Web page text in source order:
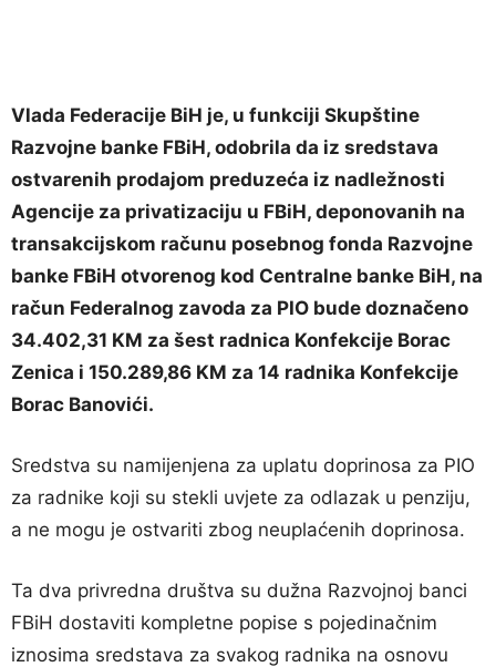
Vlada Federacije BiH je, u funkciji Skupštine
Razvojne banke FBiH, odobrila da iz sredstava
ostvarenih prodajom preduzeća iz nadležnosti
Agencije za privatizaciju u FBiH, deponovanih na
transakcijskom računu posebnog fonda Razvojne
banke FBiH otvorenog kod Centralne banke BiH, na
račun Federalnog zavoda za PIO bude doznačeno
34.402,31 KM za šest radnica Konfekcije Borac
Zenica i 150.289,86 KM za 14 radnika Konfekcije
Borac Banovići.
Sredstva su namijenjena za uplatu doprinosa za PIO
za radnike koji su stekli uvjete za odlazak u penziju,
a ne mogu je ostvariti zbog neuplaćenih doprinosa.
Ta dva privredna društva su dužna Razvojnoj banci
FBiH dostaviti kompletne popise s pojedinačnim
iznosima sredstava za svakog radnika na osnovu